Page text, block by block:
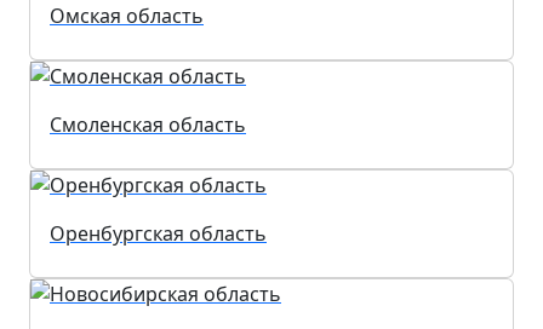
Омская область
Смоленская область
Оренбургская область